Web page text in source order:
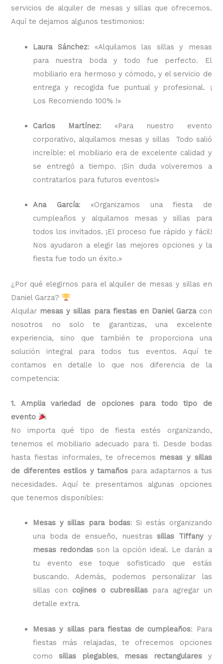
servicios de alquiler de mesas y sillas que ofrecemos.
Aquí te dejamos algunos testimonios:
Laura Sánchez: «Alquilamos las sillas y mesas
para nuestra boda y todo fue perfecto. El
mobiliario era hermoso y cómodo, y el servicio de
entrega y recogida fue puntual y profesional. ¡
Los Recomiendo 100% !»
Carlos Martínez: «Para nuestro evento
corporativo, alquilamos mesas y sillas Todo salió
increíble: el mobiliario era de excelente calidad y
se entregó a tiempo. ¡Sin duda volveremos a
contratarlos para futuros eventos!»
Ana García: «Organizamos una fiesta de
cumpleaños y alquilamos mesas y sillas para
todos los invitados. ¡El proceso fue rápido y fácil!
Nos ayudaron a elegir las mejores opciones y la
fiesta fue todo un éxito.»
¿Por qué elegirnos para el alquiler de mesas y sillas en
Daniel Garza?
Alquilar mesas y sillas para fiestas en Daniel Garza con
nosotros no solo te garantizas, una excelente
experiencia, sino que también te proporciona una
solución integral para todos tus eventos. Aquí te
contamos en detalle lo que nos diferencia de la
competencia:
1. Amplia variedad de opciones para todo tipo de
evento
No importa qué tipo de fiesta estés organizando,
tenemos el mobiliario adecuado para ti. Desde bodas
hasta fiestas informales, te ofrecemos mesas y sillas
de diferentes estilos y tamaños para adaptarnos a tus
necesidades. Aquí te presentamos algunas opciones
que tenemos disponibles:
Mesas y sillas para bodas: Si estás organizando
una boda de ensueño, nuestrassillas Tiffanyy
mesas redondas son la opción ideal. Le darán a
tu evento ese toque sofisticado que estás
buscando. Además, podemos personalizar las
sillas con cojines o cubresillaspara agregar un
detalle extra.
Mesas y sillas para fiestas de cumpleaños: Para
fiestas más relajadas, te ofrecemos opciones
como sillas plegables, mesas rectangularesy